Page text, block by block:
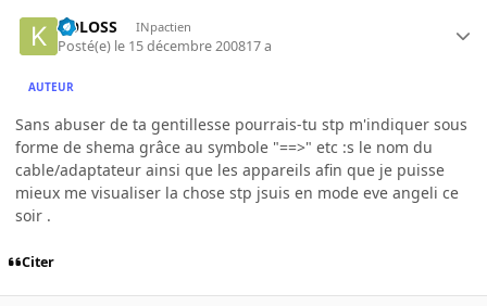
KOLOSS INpactien
Posté(e) le 15 décembre 200817 a
AUTEUR
Sans abuser de ta gentillesse pourrais-tu stp m'indiquer sous
forme de shema grâce au symbole "==>" etc :s le nom du
cable/adaptateur ainsi que les appareils afin que je puisse
mieux me visualiser la chose stp jsuis en mode eve angeli ce
soir .
Citer